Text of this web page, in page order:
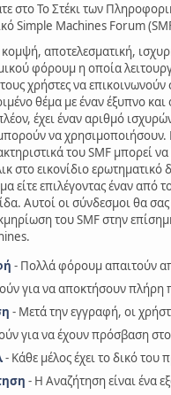
στο Το Στέκι των
Simple Machines Forum
κομψή, αποτελεσματική,
φόρουμ η οποία
χρήστες να επικοινωνούν
θέμα με έναν έξυπνο
έχει έναν αριθμό
να χρησιμοποιήσουν.
του SMF μπορεί να
στο εικονίδιο ερωτηματικό
είτε επιλέγοντας έναν από
Αυτοί οι σύνδεσμοι θα
του SMF στην
- Πολλά φόρουμ απαιτούν
για να αποκτήσουν πλήρη
- Μετά την εγγραφή, οι
για να έχουν πρόσβαση
- Κάθε μέλος έχει το δικό
- Η Αναζήτηση είναι ένα